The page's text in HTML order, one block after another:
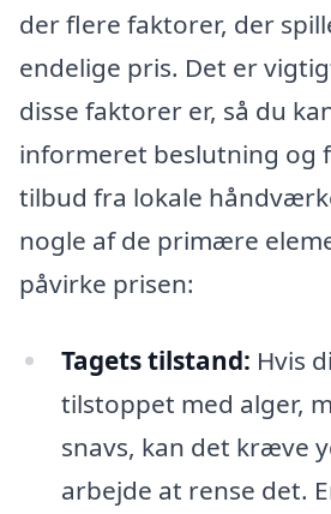
der flere faktorer, der
endelige pris. Det er
disse faktorer er, så du
informeret beslutning og
tilbud fra lokale
nogle af de primære
påvirke prisen:
Tagets tilstand: Hvis
tilstoppet med alger,
snavs, kan det kræve
arbejde at rense det.